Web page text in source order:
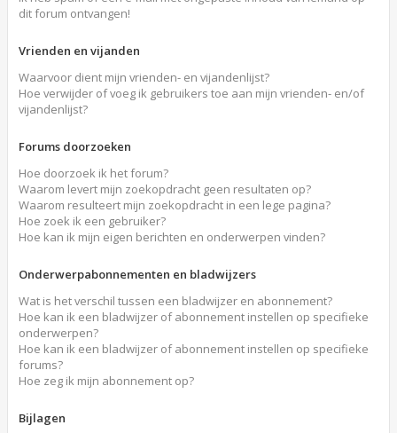
dit forum ontvangen!
Vrienden en vijanden
Waarvoor dient mijn vrienden- en vijandenlijst?
Hoe verwijder of voeg ik gebruikers toe aan mijn vrienden- en/of
vijandenlijst?
Forums doorzoeken
Hoe doorzoek ik het forum?
Waarom levert mijn zoekopdracht geen resultaten op?
Waarom resulteert mijn zoekopdracht in een lege pagina?
Hoe zoek ik een gebruiker?
Hoe kan ik mijn eigen berichten en onderwerpen vinden?
Onderwerpabonnementen en bladwijzers
Wat is het verschil tussen een bladwijzer en abonnement?
Hoe kan ik een bladwijzer of abonnement instellen op specifieke
onderwerpen?
Hoe kan ik een bladwijzer of abonnement instellen op specifieke
forums?
Hoe zeg ik mijn abonnement op?
Bijlagen